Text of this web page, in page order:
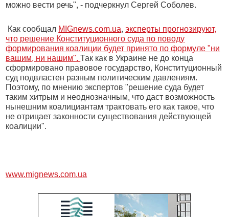
можно вести речь", - подчеркнул Сергей Соболев.
Как сообщал MIGnews.com.ua,эксперты прогнозируют,
что решение Конституционного суда по поводу
формирования коалиции будет принято по формуле "ни
вашим, ни нашим".Так как в Украине не до конца
сформировано правовое государство, Конституционный
суд подвластен разным политическим давлениям.
Поэтому, по мнению экспертов "решение суда будет
таким хитрым и неоднозначным, что даст возможность
нынешним коалициантам трактовать его как такое, что
не отрицает законности существования действующей
коалиции".
www.mignews.com.ua